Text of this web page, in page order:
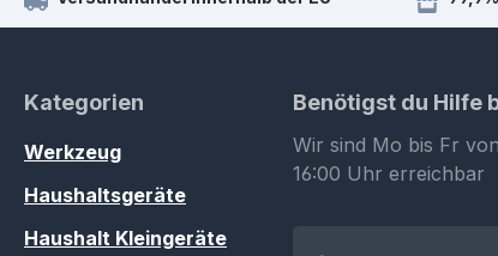
Kategorien
Werkzeug
Haushaltsgeräte
Haushalt Kleingeräte
Benötigst du Hilfe
Wir sind Mo bis Fr
16:00 Uhr erreichbar